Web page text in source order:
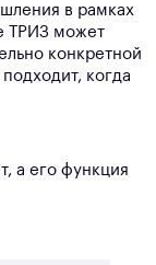
в рамках
ТРИЗ может
конкретной
когда
а его функция